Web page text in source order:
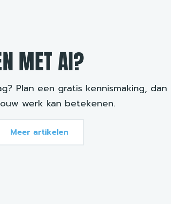
MET AI?
Plan een gratis kennismaking, dan
werk kan betekenen.
Meer artikelen